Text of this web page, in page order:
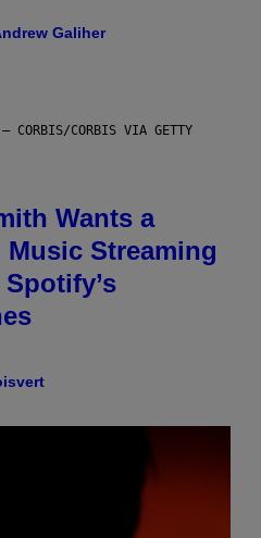
Galiher
– CORBIS/CORBIS VIA GETTY
Wants a
Streaming